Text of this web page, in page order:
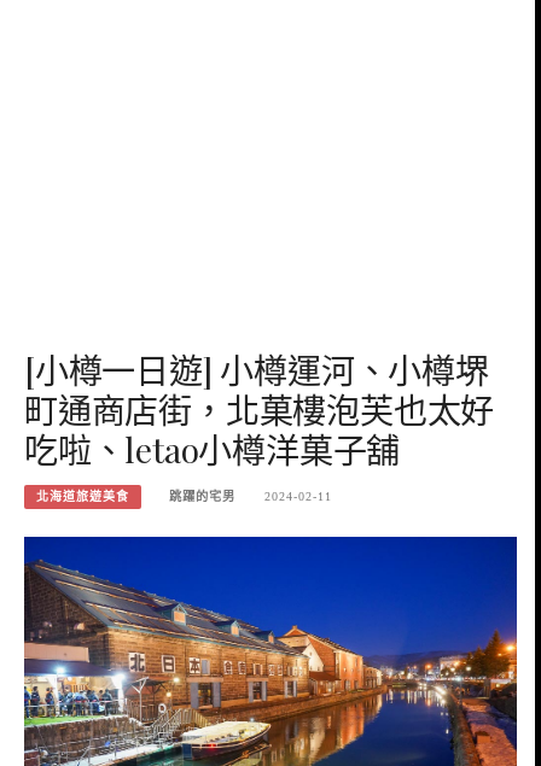
[小樽一日遊] 小樽運河、小樽堺
町通商店街，北菓樓泡芙也太好
吃啦、letao小樽洋菓子舖
北海道旅遊美食 跳躍的宅男 2024-02-11